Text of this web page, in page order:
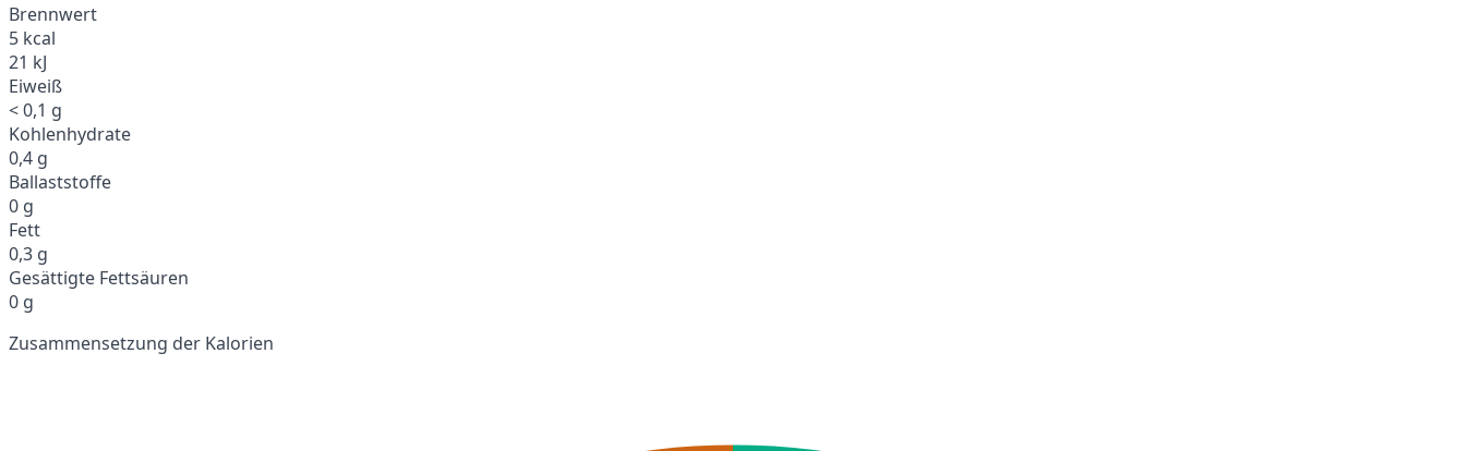
Brennwert
5 kcal
21 kJ
Eiweiß
< 0,1 g
Kohlenhydrate
0,4 g
Ballaststoffe
0 g
Fett
0,3 g
Gesättigte Fettsäuren
0 g
Zusammensetzung der Kalorien